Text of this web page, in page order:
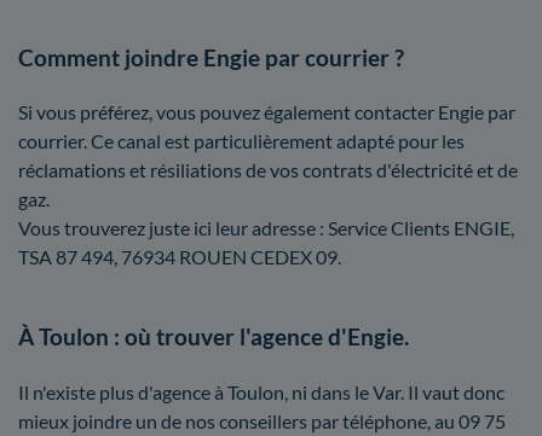
Comment joindre Engie par courrier ?
Si vous préférez, vous pouvez également contacter Engie par
courrier. Ce canal est particulièrement adapté pour les
réclamations et résiliations de vos contrats d'électricité et de
gaz.
Vous trouverez juste ici leur adresse : Service Clients ENGIE,
TSA 87 494, 76934 ROUEN CEDEX 09.
À Toulon : où trouver l'agence d'Engie.
Il n'existe plus d'agence à Toulon, ni dans le Var. Il vaut donc
mieux joindre un de nos conseillers par téléphone, au 09 75